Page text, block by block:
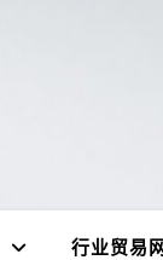
行业贸易